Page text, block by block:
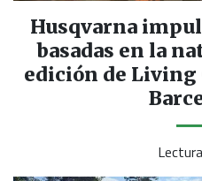
Husqvarna
basadas en la
edición de Living